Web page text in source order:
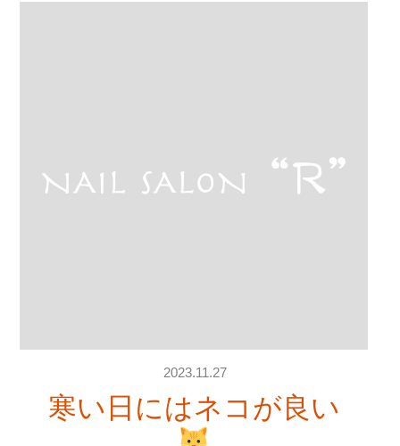
2023.11.27
寒い日にはネコが良い